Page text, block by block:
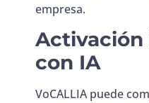
empresa.
con IA
VoCALLIA puede